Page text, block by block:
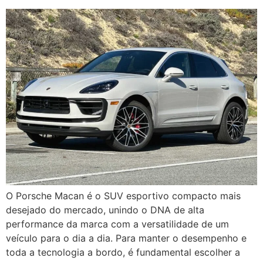
O Porsche Macan é o SUV esportivo compacto mais
desejado do mercado, unindo o DNA de alta
performance da marca com a versatilidade de um
veículo para o dia a dia. Para manter o desempenho e
toda a tecnologia a bordo, é fundamental escolher a